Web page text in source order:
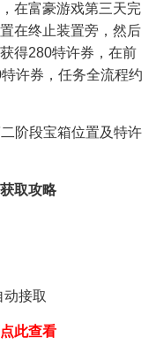
在富豪游戏第三天完
在终止装置旁，然后
得280特许券，在前
许券，任务全流程约
取攻略
动接取
此查看